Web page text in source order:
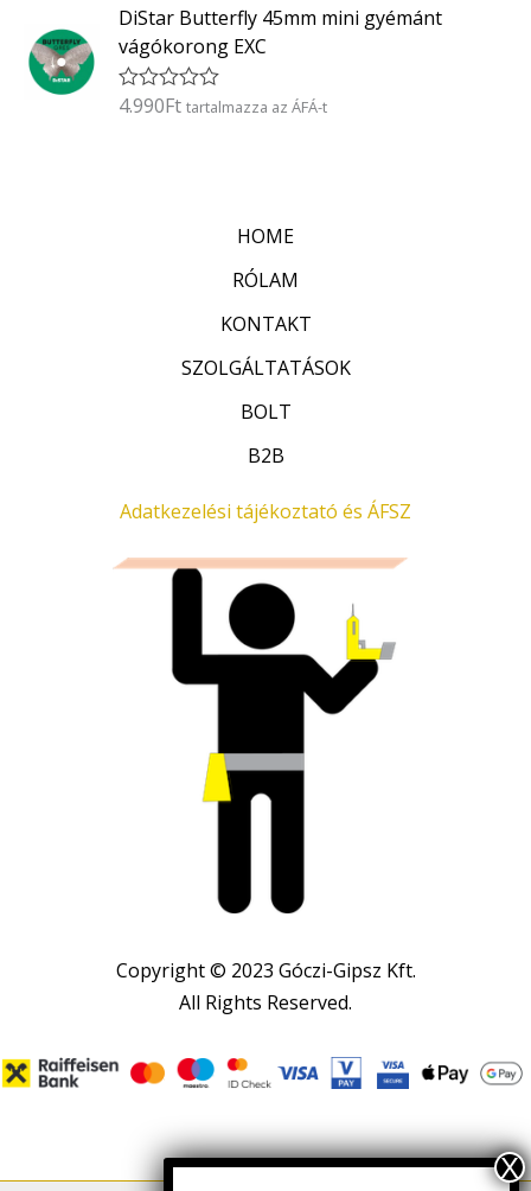
/
5
é
e
l
é
s
DiStar Butterfly 45mm mini gyémánt
vágókorong EXC
É
4.990Ft tartalmazza az ÁFÁ-t
HOME
RÓLAM
KONTAKT
SZOLGÁLTATÁSOK
BOLT
B2B
Adatkezelési tájékoztató és ÁFSZ
Copyright © 2023 Góczi-Gipsz Kft.
All Rights Reserved.